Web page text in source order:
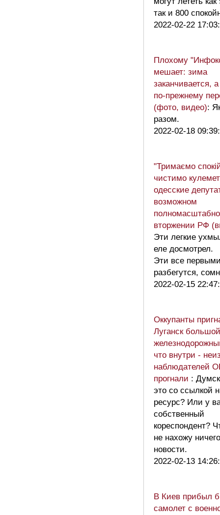
так и 800
2022-02-22
Плохому
мешает: зима
заканчивается,
по-прежнему
(фото, видео):
разом.
2022-02-18
"Тримаємо
чистимо
одесские
возможном
вторжении РФ
Эти легкие
еле досмотрел.
Эти все
разбегутся,
2022-02-15
Оккупанты
Луганск большой
что внутри -
наблюдателей
прогнали :
это со ссылкой
ресурс? Или у
собственный
кореспондент?
не нахожу
новости.
2022-02-13
В Киев прибыл
самолет с